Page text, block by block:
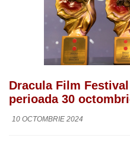
Dracula Film
perioada 30
10 OCTOMBRIE 2024